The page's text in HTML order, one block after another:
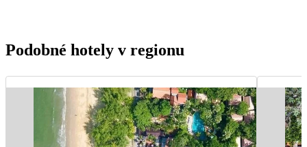
Podobné hotely v regionu